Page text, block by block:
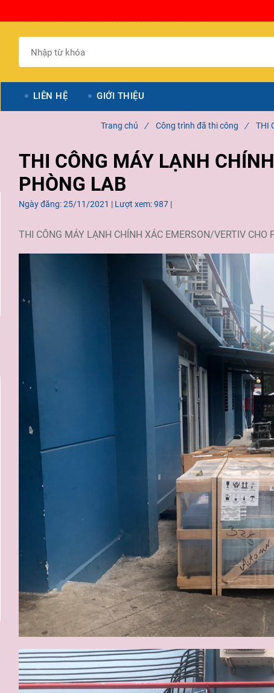
LIÊN HỆ GIỚI THIỆU
Trang chủ / Công trình đã thi công / THI
THI CÔNG MÁY LẠNH
PHÒNG LAB
Ngày đăng:25/11/2021 | Lượt xem:987 |
THI CÔNG MÁY LẠNH CHÍNH XÁC EMERSON/VERTIV CHO